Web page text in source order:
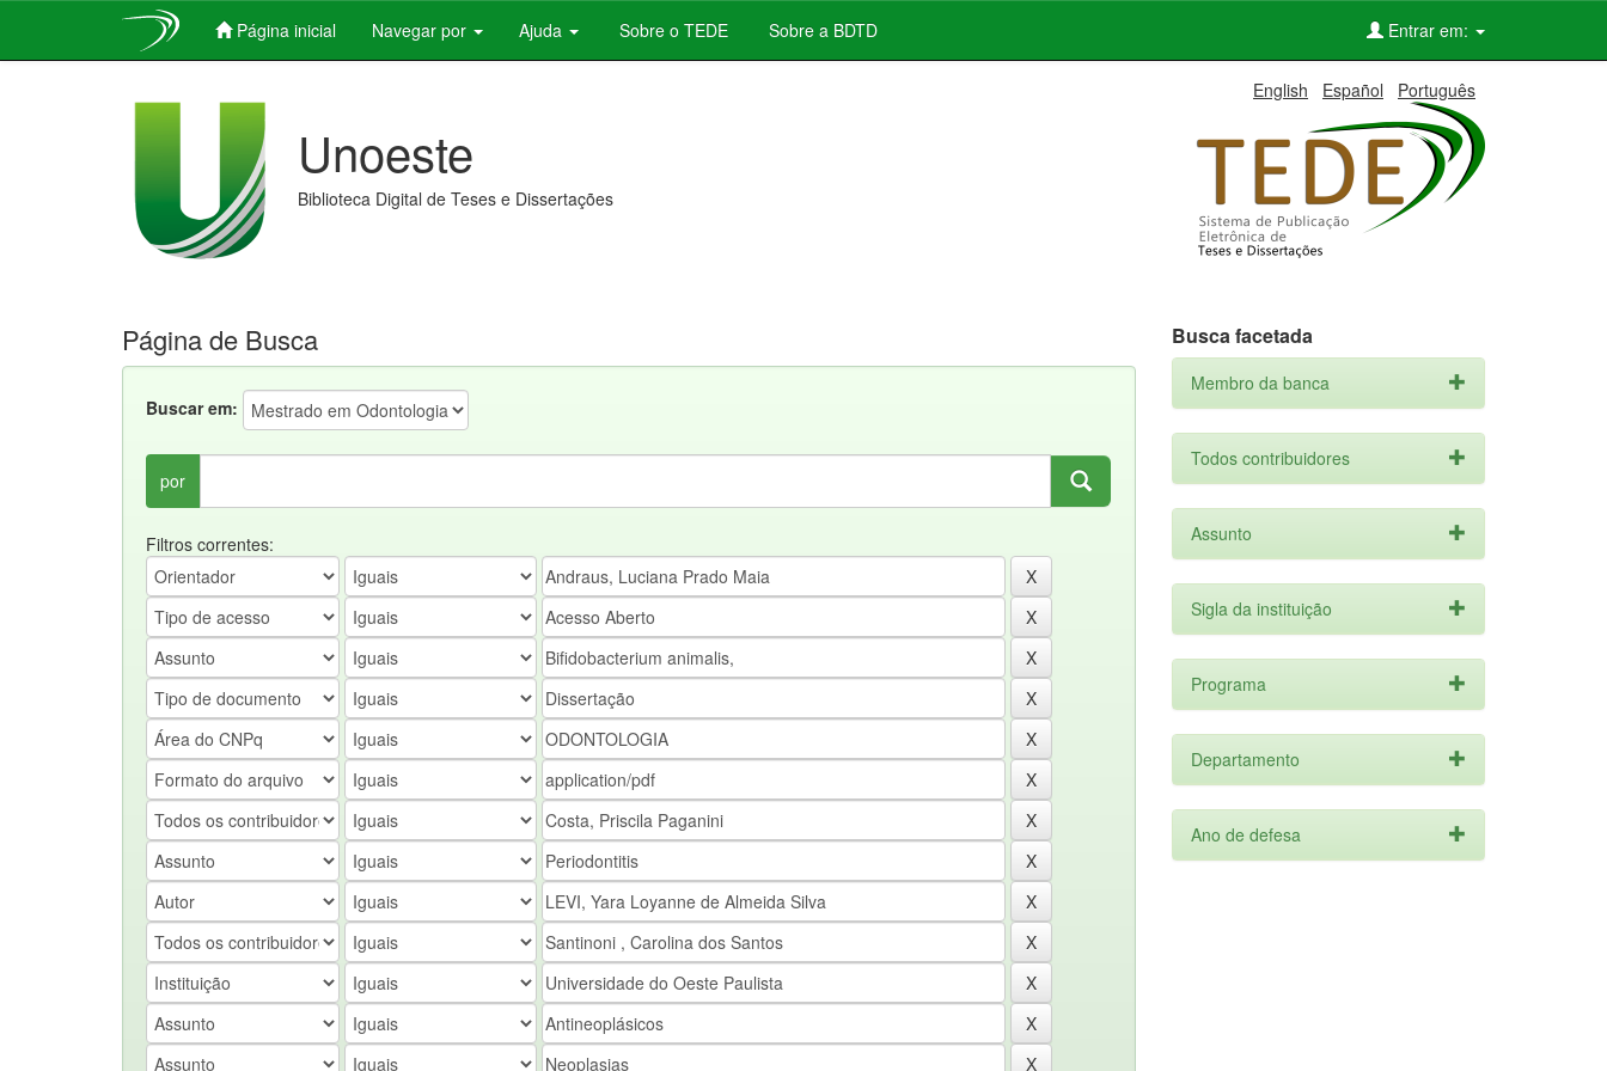
Página inicial Navegar por Ajuda Sobre o TEDE Sobre a BDTD Entrar em:
English Español Português
Unoeste
Biblioteca Digital de Teses e Dissertações
Página de Busca
Buscar em:
por
Filtros correntes:
Busca facetada
Membro da banca
Todos contribuidores
Assunto
Sigla da instituição
Programa
Departamento
Ano de defesa